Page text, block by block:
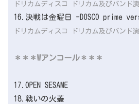
ドリカムディスコ ドリカム及びバンド
16.決戦は金曜日 -DOSCO prime
ドリカムディスコ ドリカム及びバンド
＊＊＊Wアンコール＊＊＊
17.OPEN SESAME
18.戦いの火蓋